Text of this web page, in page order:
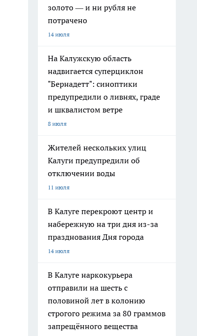
золото — и ни рубля не
потрачено
14 июля
На Калужскую область
надвигается суперциклон
"Бернадетт": синоптики
предупредили о ливнях, граде
и шквалистом ветре
8 июля
Жителей нескольких улиц
Калуги предупредили об
отключении воды
11 июля
В Калуге перекроют центр и
набережную на три дня из-за
празднования Дня города
14 июля
В Калуге наркокурьера
отправили на шесть с
половиной лет в колонию
строгого режима за 80 граммов
запрещённого вещества